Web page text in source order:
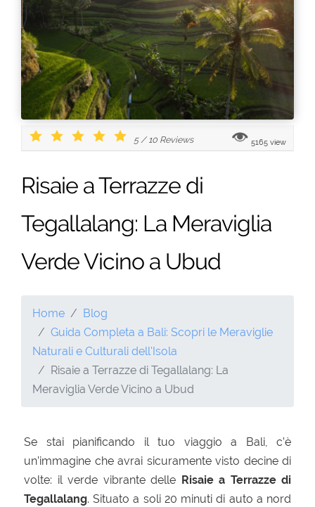
5/ 10 Reviews 5165 view
Risaie a Terrazze di
Tegallalang: La Meraviglia
Verde Vicino a Ubud
Home
Blog
Guida Completa a Bali: Scopri le Meraviglie
Naturali e Culturali dell'Isola
Risaie a Terrazze di Tegallalang: La
Meraviglia Verde Vicino a Ubud
Se stai pianificando il tuo viaggio a Bali, c’è
un’immagine che avrai sicuramente visto decine di
volte: il verde vibrante delle Risaie a Terrazze di
Tegallalang. Situato a soli 20 minuti di auto a nord